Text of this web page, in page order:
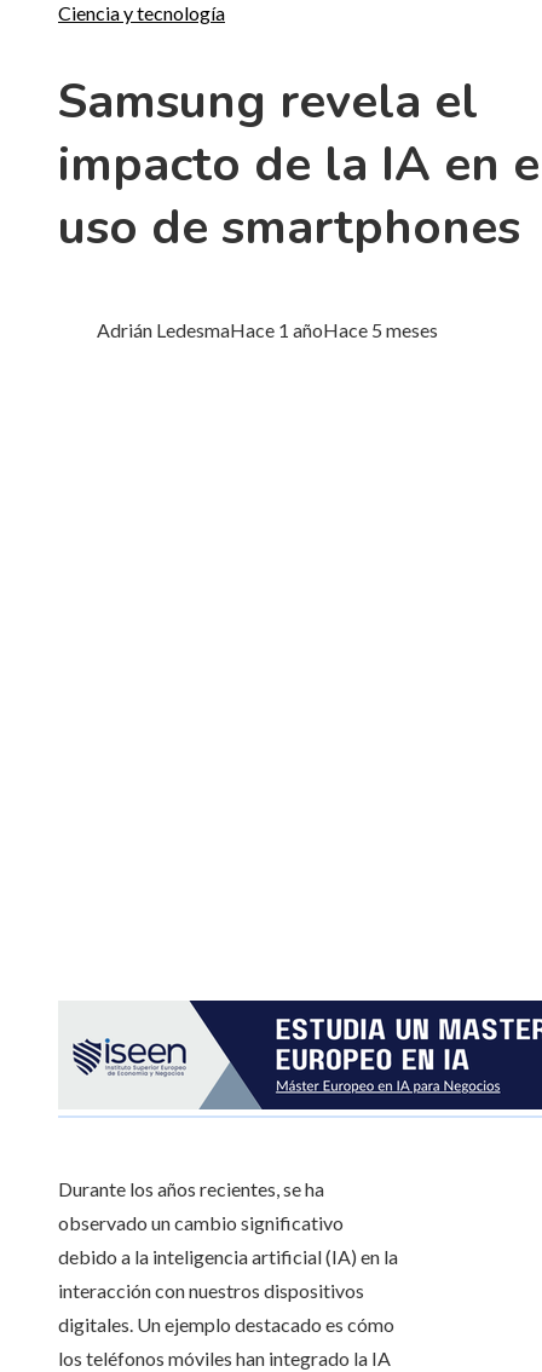
Ciencia y tecnología
Samsung revela el
impacto de la IA en
uso de smartphones
Adrián LedesmaHace 1 añoHace 5 meses
Durante los años recientes, se ha
observado un cambio significativo
debido a la inteligencia artificial (IA) en la
interacción con nuestros dispositivos
digitales. Un ejemplo destacado es cómo
los teléfonos móviles han integrado la IA